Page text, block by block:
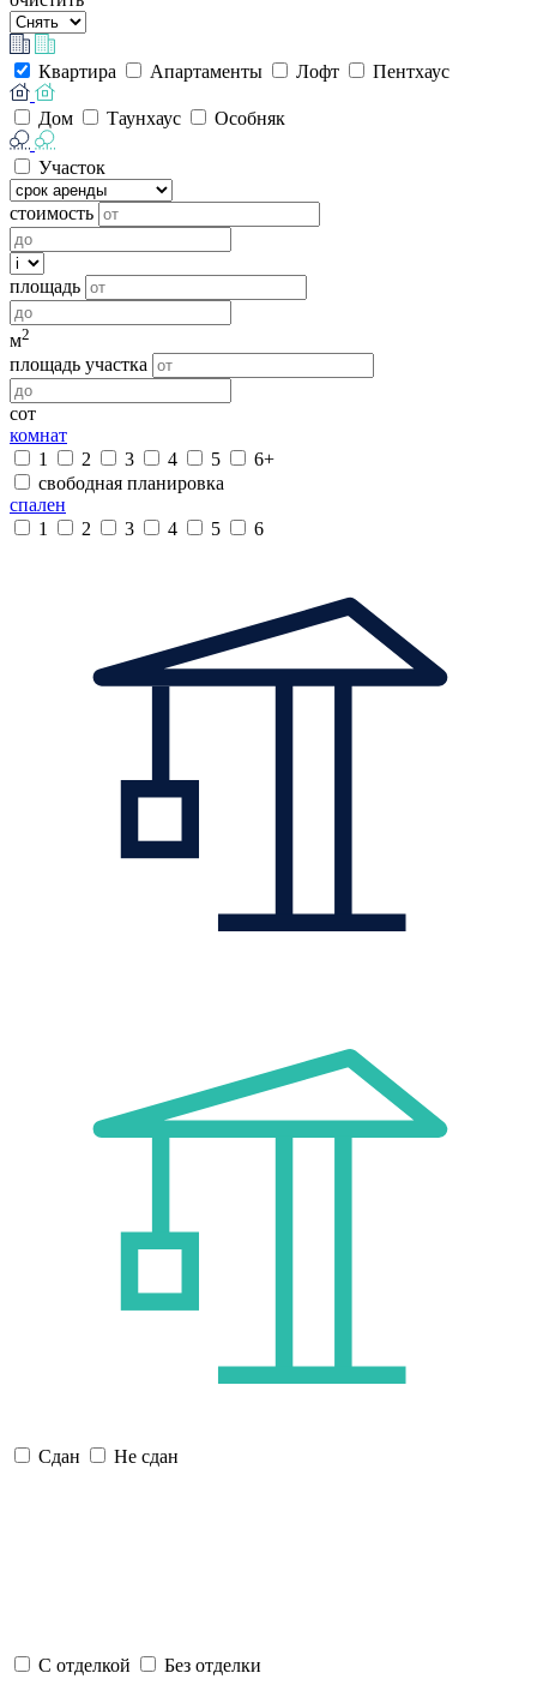
Квартира Апартаменты Лофт Пентхаус
Дом Таунхаус Особняк
Участок
стоимость
площадь
м2
площадь участка
сот
комнат
1
2 3 4 5
6+
свободная планировка
спален
1
2 3 4 5 6
Сдан Не сдан
С отделкой Без отделки